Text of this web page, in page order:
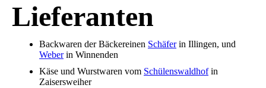
Lieferanten
Backwaren der Bäckereinen Schäferin Illingen, und
Weberin Winnenden
Käse und Wurstwaren vom Schülenswaldhofin
Zaisersweiher